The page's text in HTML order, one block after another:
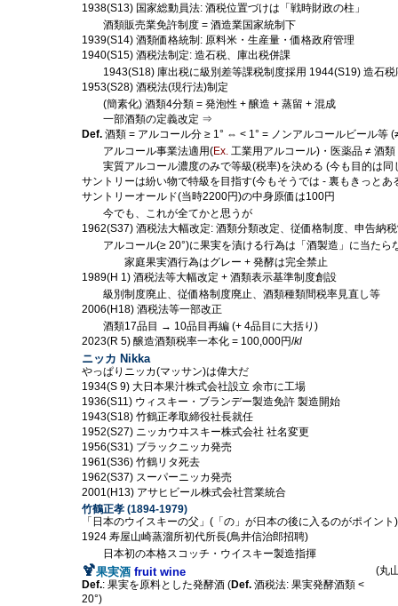
1938(S13) 国家総動員法: 酒税位置づけは「戦時財政の柱」
酒類販売業免許制度 = 酒造業国家統制下
1939(S14) 酒類価格統制: 原料米・生産量・価格政府管理
1940(S15) 酒税法制定: 造石税、庫出税併課
1943(S18) 庫出税に級別差等課税制度採用 1944(S19) 造石税
1953(S28) 酒税法(現行法)制定
(簡素化) 酒類4分類 = 発泡性 + 醸造 + 蒸留 + 混成
一部酒類の定義改定 ⇒
Def. 酒類 = アルコール分 ≥ 1° ⇔ < 1° = ノンアルコールビール等
アルコール事業法適用(Ex. 工業用アルコール)・医薬品 ≠ 酒類
実質アルコール濃度のみで等級(税率)を決める (今も目的は同
サントリーは紛い物で特級を目指す(今もそうでは - 裏もきっとあ
サントリーオールド(当時2200円)の中身原価は100円
今でも、これが全てかと思うが
1962(S37) 酒税法大幅改定: 酒類分類改定、従価格制度、申告納
アルコール(≥ 20°)に果実を漬ける行為は「酒製造」に当たら
家庭果実酒行為はグレー + 発酵は完全禁止
1989(H 1) 酒税法等大幅改定 + 酒類表示基準制度創設
級別制度廃止、従価格制度廃止、酒類種類間税率見直し等
2006(H18) 酒税法等一部改正
酒類17品目 → 10品目再編 (+ 4品目に大括り)
2023(R 5) 醸造酒類税率一本化 = 100,000円/kl
ニッカ Nikka
やっぱりニッカ(マッサン)は偉大だ
1934(S 9) 大日本果汁株式会社設立 余市に工場
1936(S11) ウィスキー・ブランデー製造免許 製造開始
1943(S18) 竹鶴正孝取締役社長就任
1952(S27) ニッカウヰスキー株式会社 社名変更
1956(S31) ブラックニッカ発売
1961(S36) 竹鶴リタ死去
1962(S37) スーパーニッカ発売
2001(H13) アサヒビール株式会社営業統合
竹鶴正孝 (1894-1979)
「日本のウイスキーの父」(「の」が日本の後に入るのがポイント)
1924 寿屋山崎蒸溜所初代所長(鳥井信治郎招聘)
日本初の本格スコッチ・ウイスキー製造指揮
(丸
🍹果実酒 fruit wine
Def.: 果実を原料とした発酵酒 (Def. 酒税法: 果実発酵酒類 <
20°)